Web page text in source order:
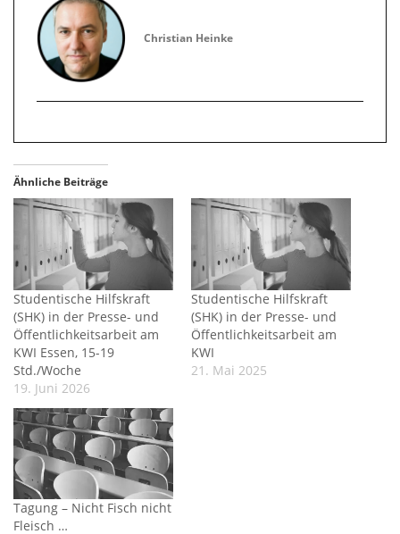
Christian Heinke
Ähnliche Beiträge
Studentische Hilfskraft
(SHK) in der Presse- und
Öffentlichkeitsarbeit am
KWI Essen, 15-19
Std./Woche
19. Juni 2026
Studentische Hilfskraft
(SHK) in der Presse- und
Öffentlichkeitsarbeit am
KWI
21. Mai 2025
Tagung – Nicht Fisch nicht
Fleisch …